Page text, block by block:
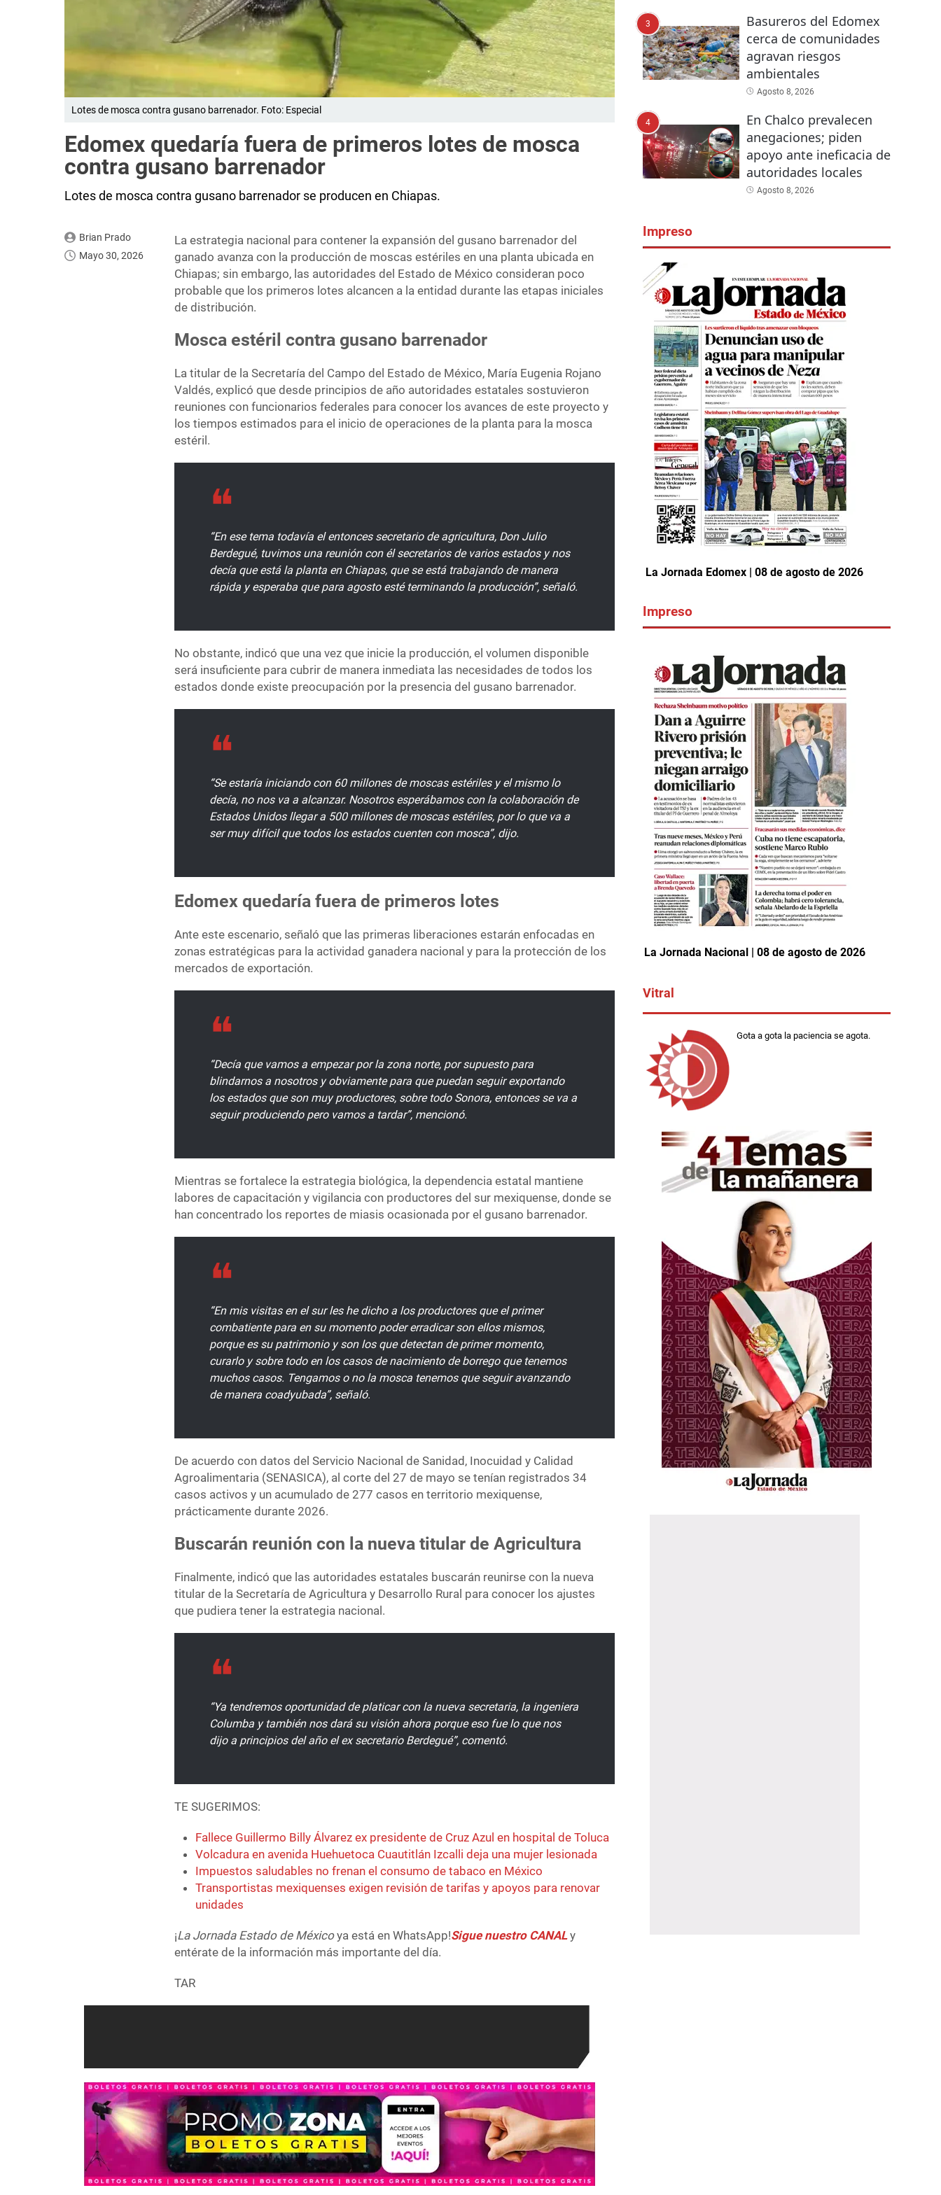
Lotes de mosca contra gusano barrenador. Foto: Especial
Edomex quedaría fuera de primeros lotes de mosca
contra gusano barrenador
Lotes de mosca contra gusano barrenador se producen en Chiapas.
Brian Prado
Mayo 30, 2026
La estrategia nacional para contener la expansión del gusano barrenador del
ganado avanza con la producción de moscas estériles en una planta ubicada en
Chiapas; sin embargo, las autoridades del Estado de México consideran poco
probable que los primeros lotes alcancen a la entidad durante las etapas iniciales
de distribución.
Mosca estéril contra gusano barrenador
La titular de la Secretaría del Campo del Estado de México, María Eugenia Rojano
Valdés, explicó que desde principios de año autoridades estatales sostuvieron
reuniones con funcionarios federales para conocer los avances de este proyecto y
los tiempos estimados para el inicio de operaciones de la planta para la mosca
estéril.
“En ese tema todavía el entonces secretario de agricultura, Don Julio
Berdegué, tuvimos una reunión con él secretarios de varios estados y nos
decía que está la planta en Chiapas, que se está trabajando de manera
rápida y esperaba que para agosto esté terminando la producción”, señaló.
No obstante, indicó que una vez que inicie la producción, el volumen disponible
será insuficiente para cubrir de manera inmediata las necesidades de todos los
estados donde existe preocupación por la presencia del gusano barrenador.
“Se estaría iniciando con 60 millones de moscas estériles y el mismo lo
decía, no nos va a alcanzar. Nosotros esperábamos con la colaboración de
Estados Unidos llegar a 500 millones de moscas estériles, por lo que va a
ser muy difícil que todos los estados cuenten con mosca”, dijo.
Edomex quedaría fuera de primeros lotes
Ante este escenario, señaló que las primeras liberaciones estarán enfocadas en
zonas estratégicas para la actividad ganadera nacional y para la protección de los
mercados de exportación.
“Decía que vamos a empezar por la zona norte, por supuesto para
blindarnos a nosotros y obviamente para que puedan seguir exportando
los estados que son muy productores, sobre todo Sonora, entonces se va a
seguir produciendo pero vamos a tardar”, mencionó.
Mientras se fortalece la estrategia biológica, la dependencia estatal mantiene
labores de capacitación y vigilancia con productores del sur mexiquense, donde se
han concentrado los reportes de miasis ocasionada por el gusano barrenador.
“En mis visitas en el sur les he dicho a los productores que el primer
combatiente para en su momento poder erradicar son ellos mismos,
porque es su patrimonio y son los que detectan de primer momento,
curarlo y sobre todo en los casos de nacimiento de borrego que tenemos
muchos casos. Tengamos o no la mosca tenemos que seguir avanzando
de manera coadyubada”, señaló.
De acuerdo con datos del Servicio Nacional de Sanidad, Inocuidad y Calidad
Agroalimentaria (SENASICA), al corte del 27 de mayo se tenían registrados 34
casos activos y un acumulado de 277 casos en territorio mexiquense,
prácticamente durante 2026.
Buscarán reunión con la nueva titular de Agricultura
Finalmente, indicó que las autoridades estatales buscarán reunirse con la nueva
titular de la Secretaría de Agricultura y Desarrollo Rural para conocer los ajustes
que pudiera tener la estrategia nacional.
“Ya tendremos oportunidad de platicar con la nueva secretaria, la ingeniera
Columba y también nos dará su visión ahora porque eso fue lo que nos
dijo a principios del año el ex secretario Berdegué”, comentó.
TE SUGERIMOS:
Fallece Guillermo Billy Álvarez ex presidente de Cruz Azul en hospital de Toluca
Volcadura en avenida Huehuetoca Cuautitlán Izcalli deja una mujer lesionada
Impuestos saludables no frenan el consumo de tabaco en México
Transportistas mexiquenses exigen revisión de tarifas y apoyos para renovar
unidades
¡La Jornada Estado de Méxicoya está en WhatsApp!Sigue nuestro CANALy
entérate de la información más importante del día.
TAR
3
Basureros del Edomex
cerca de comunidades
agravan riesgos
ambientales
Agosto 8, 2026
4
En Chalco prevalecen
anegaciones; piden
apoyo ante ineficacia de
autoridades locales
Agosto 8, 2026
Impreso
La Jornada Edomex | 08 de agosto de 2026
Impreso
La Jornada Nacional | 08 de agosto de 2026
Vitral
Gota a gota la paciencia se agota.